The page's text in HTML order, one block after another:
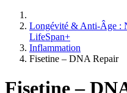
Longévité & Anti-Âge :
LifeSpan+
Inflammation
Fisetine – DNA Repair
Fisetine –